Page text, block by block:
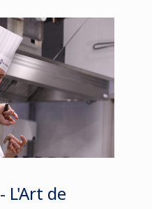
L'Art de